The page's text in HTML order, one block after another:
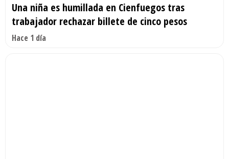
Una niña es humillada en Cienfuegos tras
trabajador rechazar billete de cinco pesos
Hace 1 día